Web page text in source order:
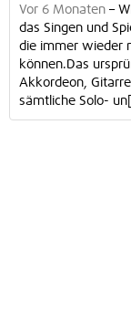
Vor 6 Monaten –
das Singen und
die immer wieder
können.Das
Akkordeon,
sämtliche Solo-